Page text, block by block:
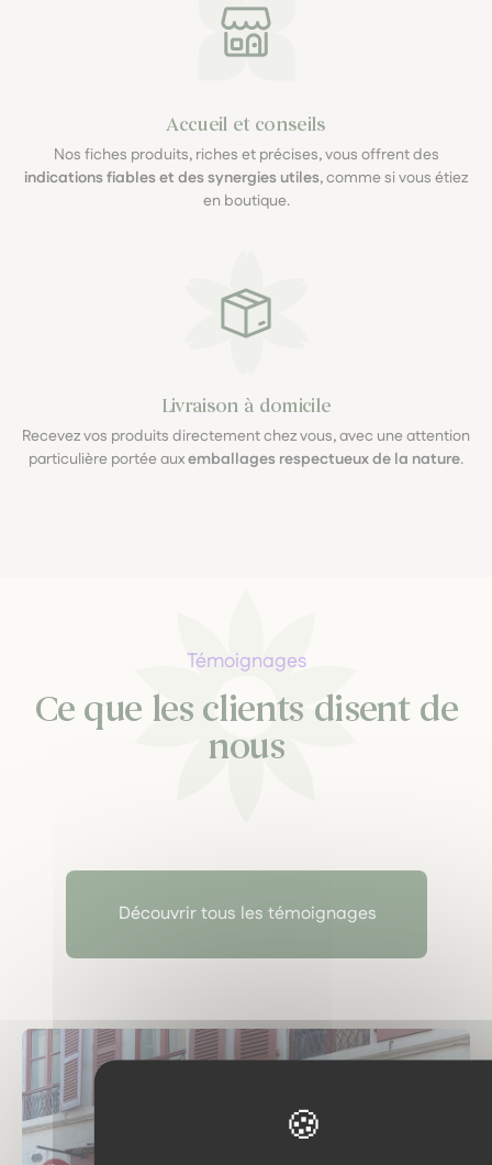
Accueil et conseils
Nos fiches produits, riches et précises, vous offrent des
indications fiables et des synergies utiles, comme si vous étiez
en boutique.
Livraison à domicile
Recevez vos produits directement chez vous, avec une attention
particulière portée auxemballages respectueux de la nature.
Témoignages
Ce que les clients disent de
nous
Découvrir tous les témoignages